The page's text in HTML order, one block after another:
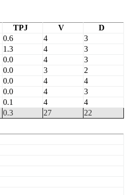
TPJ V
D
0.6 4
3
1.3 4
3
0.0 4
3
0.0 3
2
0.0 4
4
0.0 4
3
0.1 4
4
0.3 27 22